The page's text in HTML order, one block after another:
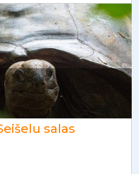
salas